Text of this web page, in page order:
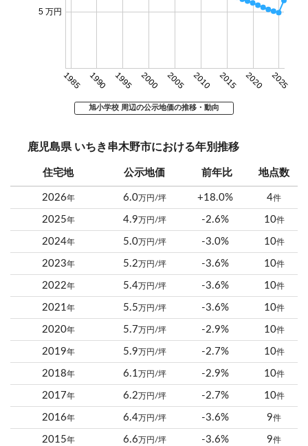
1985 1990 1995 2000 2005 2010 2015 2020 2025
5 万円
旭小学校 周辺の公示地価の推移・動向
鹿児島県 いちき串木野市における年別推移
住宅地 公示地価 前年比 地点数
2026年 6.0万円/坪 +18.0% 4件
2025年 4.9 万円/坪 -2.6% 10件
2024年 5.0万円/坪 -3.0% 10件
2023年 5.2 万円/坪 -3.6% 10件
2022年 5.4万円/坪 -3.6% 10件
2021年 5.5 万円/坪 -3.6% 10件
2020年 5.7 万円/坪 -2.9% 10件
2019年 5.9 万円/坪 -2.7% 10件
2018年 6.1 万円/坪 -2.9% 10件
2017年 6.2 万円/坪 -2.7% 10件
2016年 6.4万円/坪 -3.6% 9件
2015年 6.6 万円/坪 -3.6% 9件